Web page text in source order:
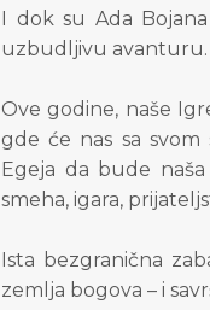
I dok su Ada
uzbudljivu avanturu.
Ove godine, naše
gde će nas sa
Egeja da bude
smeha, igara,
Ista bezgranična
zemlja bogova – i